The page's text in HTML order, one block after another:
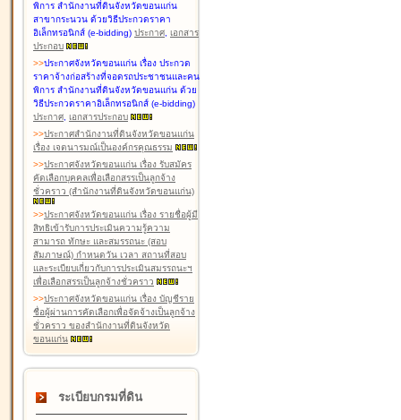
พิการ สำนักงานที่ดินจังหวัดขอนแก่น
สาขากระนวน ด้วยวิธีประกวดราคา
อิเล็กทรอนิกส์ (e-bidding) ประกาศ, เอกสาร
ประกอบ
>>ประกาศจังหวัดขอนแก่น เรื่อง ประกวด
ราคาจ้างก่อสร้างที่จอดรถประชาชนและคน
พิการ สำนักงานที่ดินจังหวัดขอนแก่น ด้วย
วิธีประกวดราคาอิเล็กทรอนิกส์ (e-bidding)
ประกาศ, เอกสารประกอบ
>>ประกาศสำนักงานที่ดินจังหวัดขอนแก่น
เรื่อง เจตนารมณ์เป็นองค์กรคุณธรรม
>>ประกาศจังหวัดขอนแก่น เรื่อง รับสมัคร
คัดเลือกบุคคลเพื่อเลือกสรรเป็นลูกจ้าง
ชั่วคราว (สำนักงานที่ดินจังหวัดขอนแก่น)
>>ประกาศจังหวัดขอนแก่น เรื่อง รายชื่อผู้มี
สิทธิเข้ารับการประเมินความรู้ความ
สามารถ ทักษะ และสมรรถนะ (สอบ
สัมภาษณ์) กำหนดวัน เวลา สถานที่สอบ
และระเบียบเกี่ยวกับการประเมินสมรรถนะฯ
เพื่อเลือกสรรเป็นลูกจ้างชั่วคราว
>>ประกาศจังหวัดขอนแก่น เรื่อง บัญชีราย
ชื่อผู้ผ่านการคัดเลือกเพื่อจัดจ้างเป็นลูกจ้าง
ชั่วคราว ของสำนักงานที่ดินจังหวัด
ขอนแก่น
ระเบียบกรมที่ดิน